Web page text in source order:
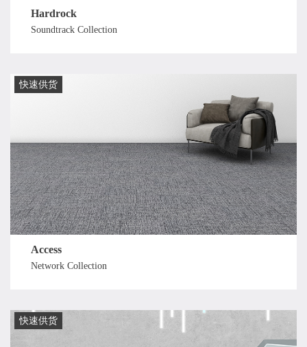
Hardrock
Soundtrack Collection
快速供货
Access
Network Collection
快速供货